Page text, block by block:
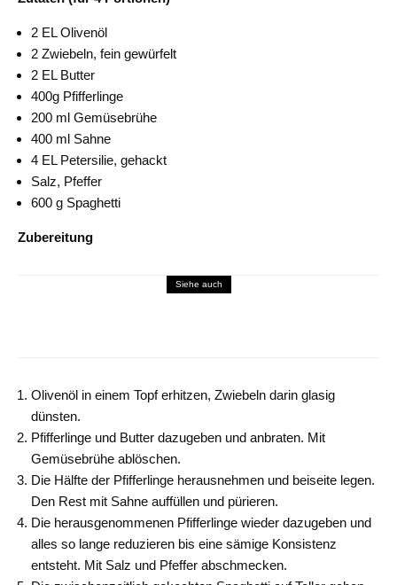
2 EL Olivenöl
2 Zwiebeln, fein gewürfelt
2 EL Butter
400g Pfifferlinge
200 ml Gemüsebrühe
400 ml Sahne
4 EL Petersilie, gehackt
Salz, Pfeffer
600 g Spaghetti
Zubereitung
Siehe auch
Olivenöl in einem Topferhitzen, Zwiebeln darin glasig
dünsten.
Pfifferlinge und Butter dazugeben und anbraten. Mit
Gemüsebrühe ablöschen.
Die Hälfte der Pfifferlinge herausnehmen und beiseite legen.
Den Rest mit Sahne auffüllen und pürieren.
Die herausgenommenen Pfifferlinge wieder dazugeben und
alles so lange reduzieren bis eine sämige Konsistenz
entsteht. Mit Salz und Pfeffer abschmecken.